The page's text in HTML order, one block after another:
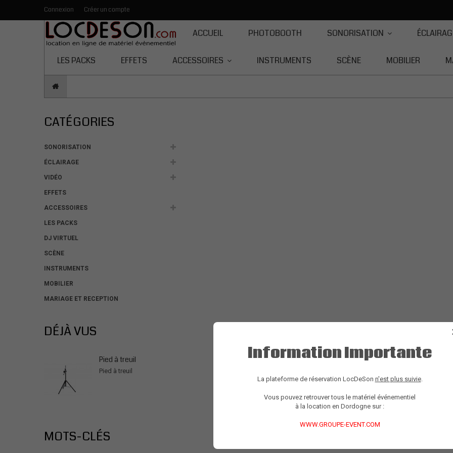
Toutes les catégories
Connexion Créer un compte
ACCUEIL PHOTOBOOTH SONORISATION
LES PACKS EFFETS ACCESSOIRES INSTRUMENTS SCÈNE MOBILIER
CATÉGORIES
SONORISATION
ÉCLAIRAGE
VIDÉO
EFFETS
ACCESSOIRES
LES PACKS
DJ VIRTUEL
SCÈNE
INSTRUMENTS
MOBILIER
MARIAGE ET RECEPTION
DÉJÀ VUS
Pied à treuil
Pied à treuil
MOTS-CLÉS
Information Importante
La plateforme de réservation LocDeSon n'est plus suivie.
Vous pouvez retrouver tous le matériel événementiel
à la location en Dordogne sur :
WWW.GROUPE-EVENT.COM